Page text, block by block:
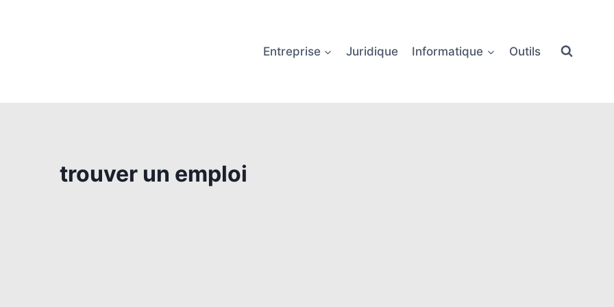
Entreprise Juridique Informatique Outils
trouver un emploi